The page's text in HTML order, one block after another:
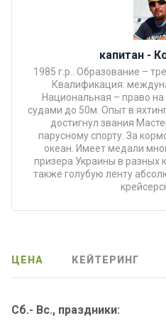
капитан -
1985 г.р.. Образование –
Квалификация:
Национальная – право
судами до 50м. Опыт в
достигнул звания
парусному спорту. За
океан. Имеет медали
призера Украины в разных
также голубую ленту
ЦЕНА КЕЙТЕРИНГ
Сб.- Вс., праздники:
прогулк
Отзывы
Контакт